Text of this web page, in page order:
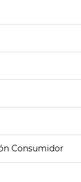
Consumidor